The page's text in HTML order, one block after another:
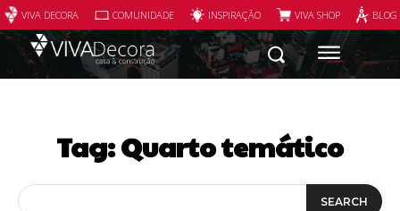
VIVA DECORA COMUNIDADE INSPIRAÇÃO VIVA SHOP
Tag:Quarto temático
SEARCH